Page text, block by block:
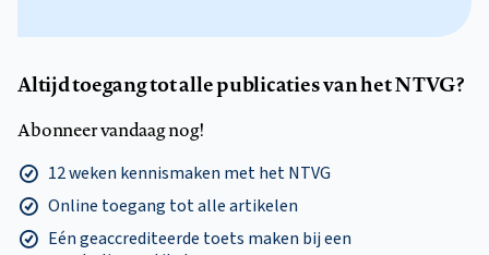
Altijd toegang tot alle publicaties van het NTVG?
Abonneer vandaag nog!
12 weken kennismaken met het NTVG
Online toegang tot alle artikelen
Eén geaccrediteerde toets maken bij een